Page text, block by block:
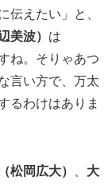
えたい」と、
美波） は
ね。そりゃあつ
言い方で、万太
るわけはありま
松岡広大）
大